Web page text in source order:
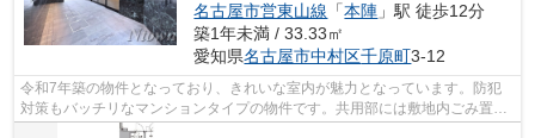
名古屋市営東山線 「本陣 」駅 徒歩12分
築1年未満 / 33.33㎡
愛知県名古屋市中村区千原町3-12
令和7年築の物件となっており、きれいな室内が魅力となっています。防犯
対策もバッチリなマンションタイプの物件です。共用部には敷地内ごみ置き
場・エレベータなど様々な設備やサービ...